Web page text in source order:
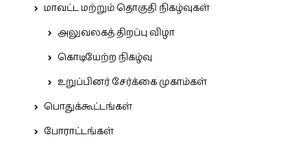
மாவட்ட மற்றும் தொகுதி நிகழ்வுகள்
அலுவலகத் திறப்பு விழா
கொடியேற்ற நிகழ்வு
உறுப்பினர் சேர்க்கை முகாம்கள்
பொதுக்கூட்டங்கள்
போராட்டங்கள்